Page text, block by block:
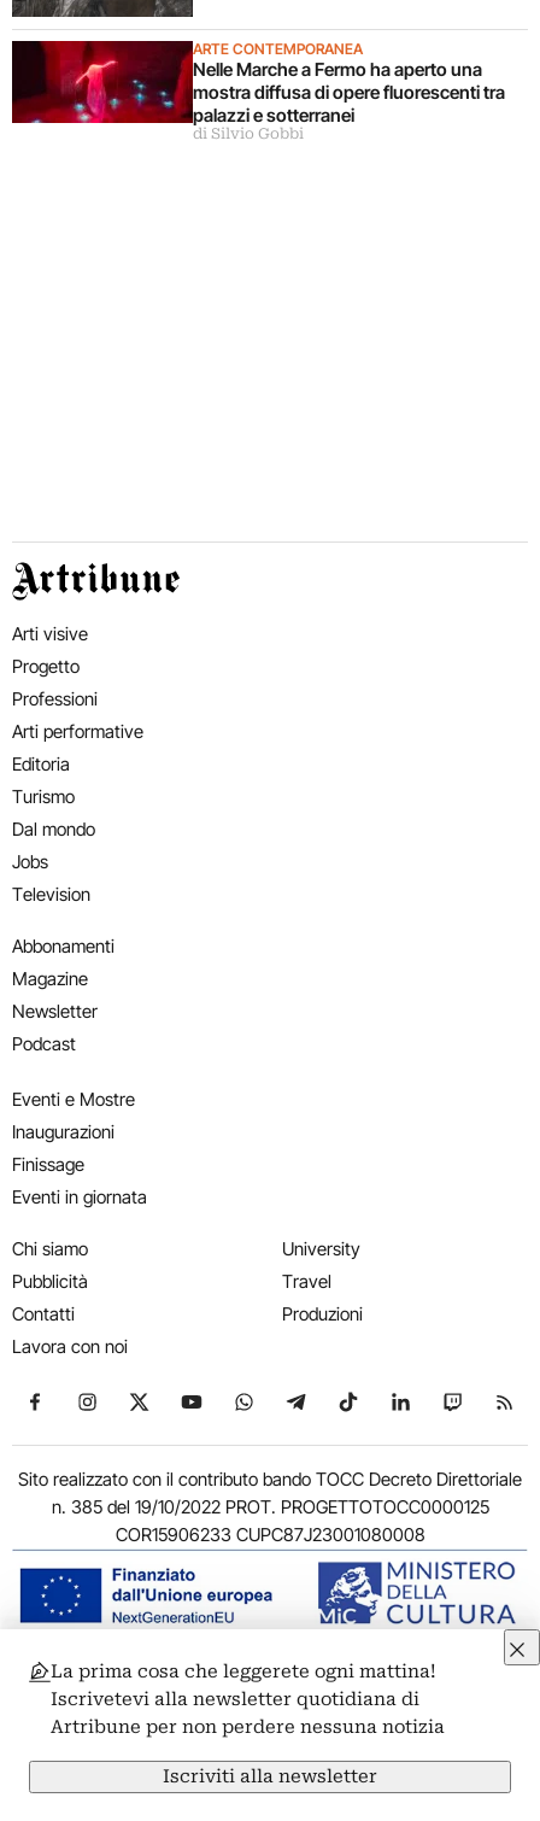
ARTE CONTEMPORANEA
Nelle Marche a Fermo ha aperto una
mostra diffusa di opere fluorescenti tra
palazzi e sotterranei
di Silvio Gobbi
Artribune
Arti visive
Progetto
Professioni
Arti performative
Editoria
Turismo
Dal mondo
Jobs
Television
Abbonamenti
Magazine
Newsletter
Podcast
Eventi e Mostre
Inaugurazioni
Finissage
Eventi in giornata
Chi siamo
Pubblicità
Contatti
Lavora con noi
University
Travel
Produzioni
Seguici su Facebook
Seguici su Instagram
Seguici su X
Seguici su YouTube
Seguici su WhatsApp
Seguici su Telegram
Seguici su TikTok
Seguici su
Seguici
Sito realizzato con il contributo bando TOCC Decreto Direttoriale
n. 385 del 19/10/2022 PROT. PROGETTOTOCC0000125
COR15906233 CUPC87J23001080008
© 2011-2026 ARTRIBUNE srl – Corso Vittorio Emanuele II, 287 –
00186 Roma - P.I. 11381581005
Privacy: Responsabile della protezione dei dati personali
ARTRIBUNE srl – Corso Vittorio Emanuele II, 287 – 00186 Roma
Termini e condizioniPrivacy PolicyCookie PolicyCredits
La prima cosa che leggerete ogni mattina!
Iscrivetevi alla newsletter quotidiana di
Artribune per non perdere nessuna notizia
Iscriviti alla newsletter